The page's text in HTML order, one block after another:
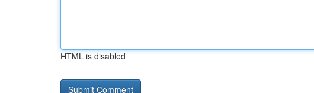
HTML is disabled